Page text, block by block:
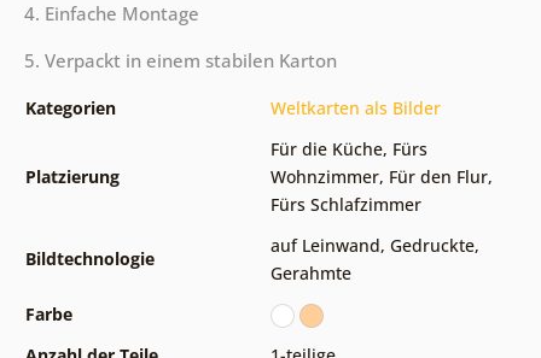
4. Einfache Montage
5. Verpackt in einem stabilen Karton
Kategorien Weltkarten als Bilder
Platzierung
Für die Küche, Fürs
Wohnzimmer, Für den Flur,
Fürs Schlafzimmer
Bildtechnologie
auf Leinwand, Gedruckte,
Gerahmte
Farbe